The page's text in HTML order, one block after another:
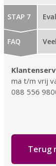
STAP 7
FAQ
ma t/m vrij
088 556
Terug